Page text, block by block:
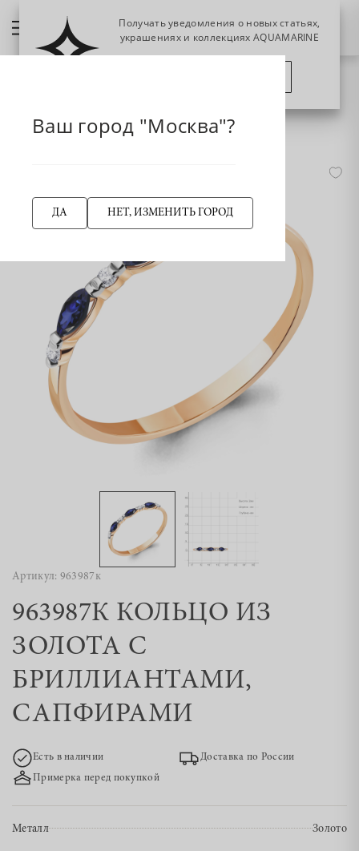
963987к Кольцо из Золота с бриллиантами, сапфирами
Артикул: 963987к
963987К КОЛЬЦО ИЗ
ЗОЛОТА С
БРИЛЛИАНТАМИ,
САПФИРАМИ
Есть в наличии
Доставка по России
Примерка перед покупкой
Металл Золото
Ваш город "Москва"?
ДА НЕТ, ИЗМЕНИТЬ ГОРОД
Получать уведомления о новых статьях,
украшениях и коллекциях AQUAMARINE